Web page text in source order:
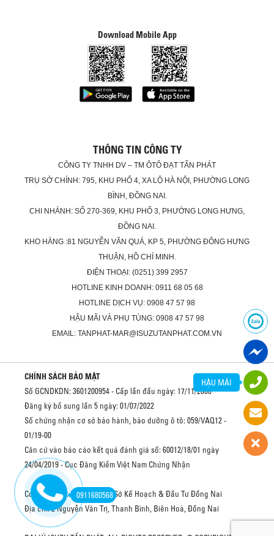
Download Mobile App
THÔNG TIN CÔNG TY
CÔNG TY TNHH DV – TM ÔTÔ ĐẠT TẤN PHÁT
TRỤ SỞ CHÍNH: 795, KHU PHỐ 4, XA LỘ HÀ NỘI, PHƯỜNG LONG
BÌNH, ĐỒNG NAI.
CHI NHÁNH: SỐ 270-369, KHU PHỐ 3, PHƯỜNG LONG HƯNG,
ĐỒNG NAI.
KHO HÀNG :81 NGUYỄN VĂN QUÁ, KP 5, PHƯỜNG ĐÔNG HƯNG
THUẬN, HỒ CHÍ MINH.
ĐIỆN THOẠI: (0251) 399 2957
HOTLINE KINH DOANH: 0911 68 05 68
HOTLINE DỊCH VỤ: 0908 47 57 98
HẬU MÃI VÀ PHỤ TÙNG: 0908 47 57 98
EMAIL: TANPHAT-MAR@ISUZUTANPHAT.COM.VN
CHÍNH SÁCH BẢO MẬT
Số GCNDKDN: 3601200954 - Cấp lần đầu ngày: 17/11/2008
Đăng ký bổ sung lần 5 ngày: 01/07/2022
Số chứng nhận cơ sở bảo hành, bảo dưỡng ô tô: 059/VAQ12 -
01/19-00
Căn cứ vào báo cáo kết quả đánh giá số: 60012/18/01 ngày
24/04/2019 - Cục Đăng Kiểm Việt Nam Chứng Nhận
Cơ quan cấp: Phòng ĐKKD Sở Kế Hoạch & Đầu Tư Đồng Nai
Địa chỉ: 2 Nguyễn Văn Trị, Thanh Bình, Biên Hoà, Đồng Nai
0911680568
HẬU MÃI